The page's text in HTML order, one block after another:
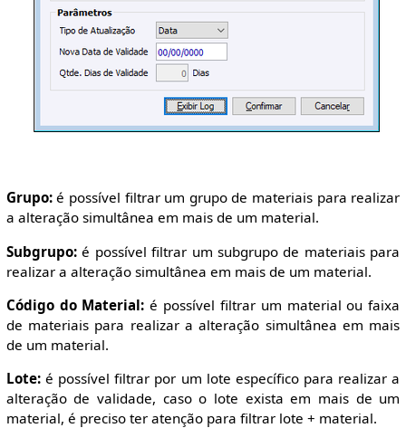
Grupo:é possível filtrar um grupo de materiais para realizar
a alteração simultânea em mais de um material.
Subgrupo:é possível filtrar um subgrupo de materiais para
realizar a alteração simultânea em mais de um material.
Código do Material: é possível filtrar um material ou faixa
de materiais para realizar a alteração simultânea em mais
de um material.
Lote:é possível filtrar por um lote específico para realizar a
alteração de validade, caso o lote exista em mais de um
material, é preciso ter atenção para filtrar lote + material.